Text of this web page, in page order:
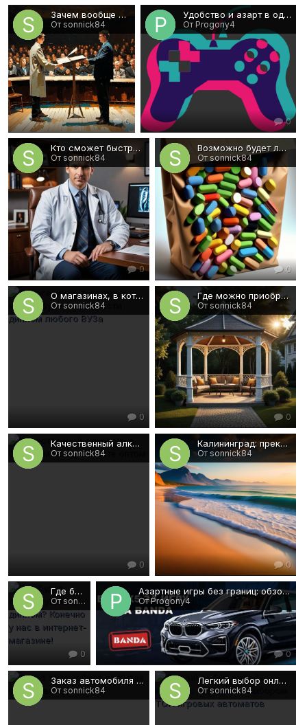
Зачем вообще покупать диплом?
От sonnick84
0
Удобство и азарт в одном месте - это Arkada Casino
От Progony4
0
Кто сможет быстро оформить необходимую справку
От sonnick84
0
Возможно будет ли за неделю вылечить гайморит? Советы медиков
От sonnick84
0
О магазинах, в которых можно будет приобрести диплом любого ВУЗа
От sonnick84
0
Где можно приобрести недорогую, но качественную мебель для террасы?
От sonnick84
0
Качественный алкоголь в большом ассортименте оптом
От sonnick84
0
Калининград: прекрасный выбор для очередного отпуска!
От sonnick84
0
Где будет лучше купить диплом? Конечно у нас в интернет-магазине!
От sonnick84
0
Азартные игры без границ: обзор Казино Банда
От Progony4
0
Заказ автомобиля из Китая с сопровождением
От sonnick84
Легкий выбор онлайн казино с обширным выбором ТОП игровых автоматов
От sonnick84